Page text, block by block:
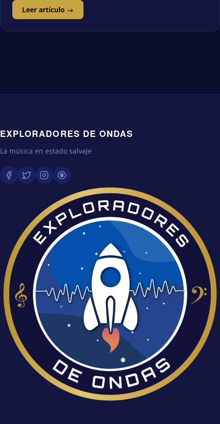
Leer artículo →
EXPLORADORES DE ONDAS
La música en estado salvaje